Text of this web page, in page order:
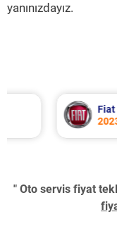
yanınızdayız.
Fiat Egea
2023
" Oto servis fiyat